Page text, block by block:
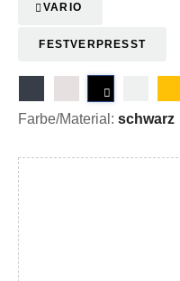
VARIO
FESTVERPRESST
Farbe/Material: schwarz